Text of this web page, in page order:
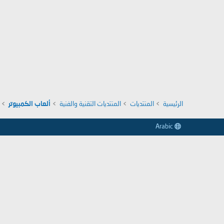
الرئيسية المنتديات المنتديات التقنية والفنية ألعاب الكمبيوتر